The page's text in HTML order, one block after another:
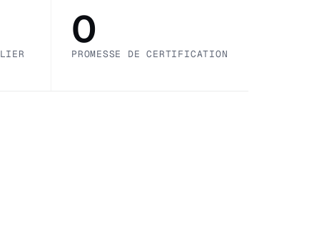
0
PROMESSE DE CERTIFICATION